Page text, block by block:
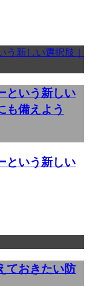
という新しい
も備えよう
という新しい
ておきたい防